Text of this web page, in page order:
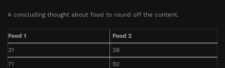
A concluding thought about food to round off the content.
Food 1
Food 2
31
38
71
92